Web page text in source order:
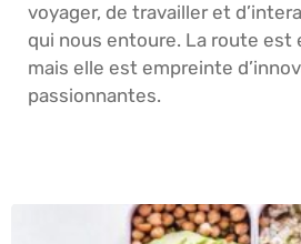
voyager, de travailler et
qui nous entoure. La route est
mais elle est empreinte
passionnantes.